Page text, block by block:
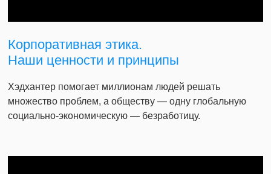
Корпоративная этика.
Наши ценности и принципы
Хэдхантер помогает миллионам людей решать
множество проблем, а обществу — одну глобальную
социально-экономическую — безработицу.